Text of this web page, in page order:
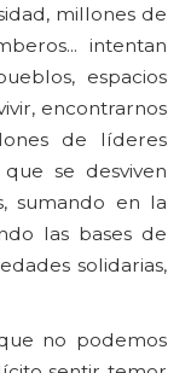
millones de
intentan
espacios
encontrarnos
de líderes
se desviven
sumando en la
las bases de
solidarias,
no podemos